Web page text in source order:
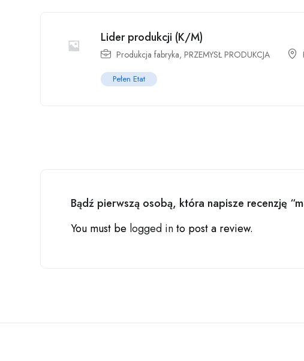
Lider produkcji (K/M)
Produkcja fabryka, PRZEMYSŁ PRODUKCJA
Pełen Etat
Bądź pierwszą osobą, która napisze recenzję
You must be logged into post a review.